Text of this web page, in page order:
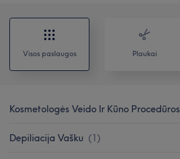
Visos paslaugos Plaukai
Kosmetologės Veido Ir Kūno Procedūros
Depiliacija Vašku (1)